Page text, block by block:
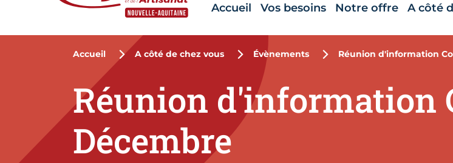
Accueil Vos besoins Notre offre A côté
Accueil A côté de chez vous Évènements Réunion d'information
Réunion d'information
Décembre